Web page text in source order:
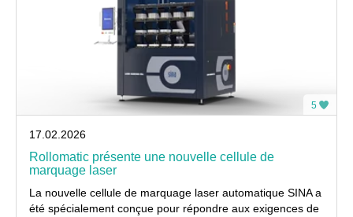
5
17.02.2026
Rollomatic présente une nouvelle cellule de
marquage laser
La nouvelle cellule de marquage laser automatique SINA a
été spécialement conçue pour répondre aux exigences de